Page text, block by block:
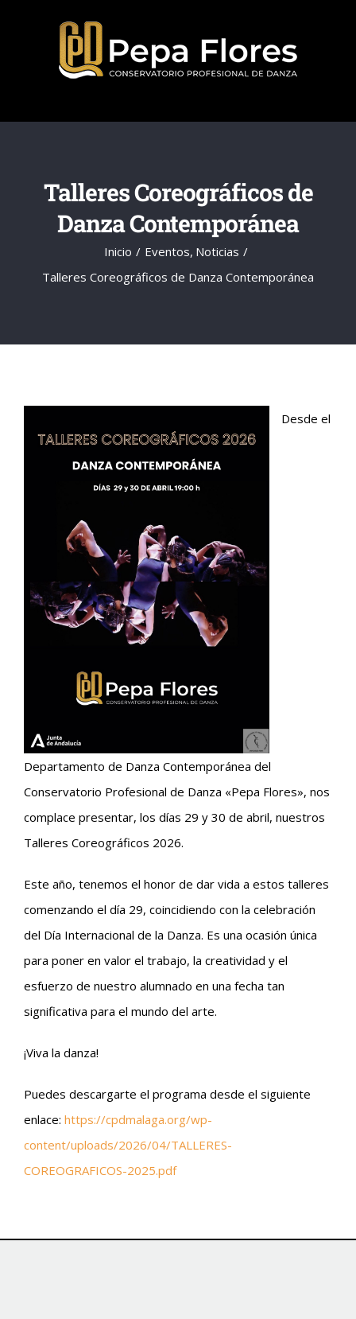
Talleres Coreográficos de
Danza Contemporánea
Inicio Eventos Noticias
Talleres Coreográficos de Danza Contemporánea
Desde el
Departamento de Danza Contemporánea del
Conservatorio Profesional de Danza «Pepa Flores», nos
complace presentar, los días 29 y 30 de abril, nuestros
Talleres Coreográficos 2026.
Este año, tenemos el honor de dar vida a estos talleres
comenzando el día 29, coincidiendo con la celebración
del Día Internacional de la Danza. Es una ocasión única
para poner en valor el trabajo, la creatividad y el
esfuerzo de nuestro alumnado en una fecha tan
significativa para el mundo del arte.
¡Viva la danza!
Puedes descargarte el programa desde el siguiente
enlace: https://cpdmalaga.org/wp-
content/uploads/2026/04/TALLERES-
COREOGRAFICOS-2025.pdf